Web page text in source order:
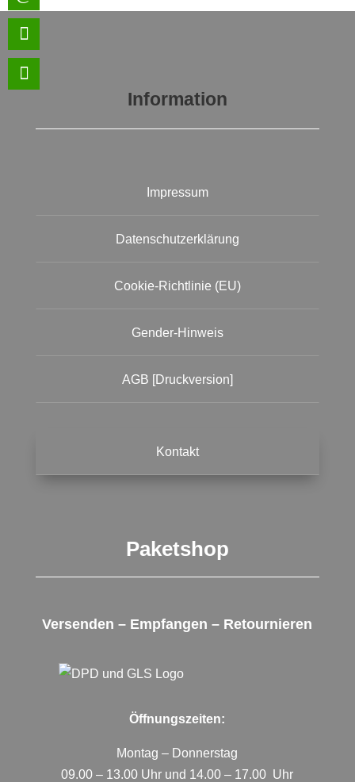
Information
Impressum
Datenschutzerklärung
Cookie-Richtlinie (EU)
Gender-Hinweis
AGB [Druckversion]
Kontakt
Paketshop
Versenden – Empfangen – Retournieren
Öffnungszeiten:
Montag – Donnerstag
09.00 – 13.00 Uhr und 14.00 – 17.00 Uhr